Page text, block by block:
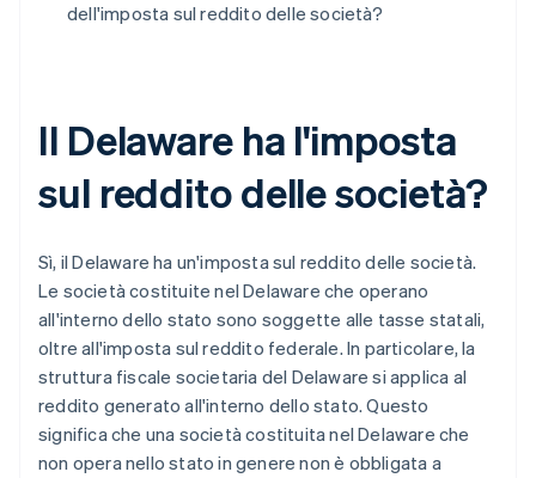
dell'imposta sul reddito delle società?
Il Delaware ha l'imposta
sul reddito delle società?
Sì, il Delaware ha un'imposta sul reddito delle società.
Le società costituite nel Delaware che operano
all'interno dello stato sono soggette alle tasse statali,
oltre all'imposta sul reddito federale. In particolare, la
struttura fiscale societaria del Delaware si applica al
reddito generato all'interno dello stato. Questo
significa che una società costituita nel Delaware che
non opera nello stato in genere non è obbligata a